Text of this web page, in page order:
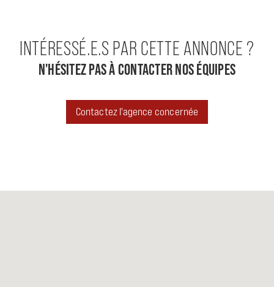
N'HÉSITEZ PAS À CONTACTER NOS ÉQUIPES
INTÉRESSÉ.E.S PAR CETTE ANNONCE ?
Contactez l'agence concernée